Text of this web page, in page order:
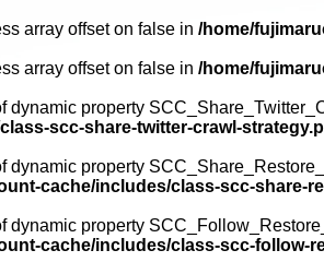
array offset on false in /home/
array offset on false in /home/
dynamic property
scc-share-twitter-crawl-
dynamic property
cache/includes/class-scc-share-
dynamic property
cache/includes/class-scc-follow-